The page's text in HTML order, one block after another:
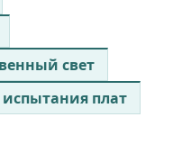
свет
испытания плат